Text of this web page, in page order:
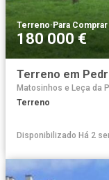
Terreno·Para Comprar
180 000 €
Terreno em
Matosinhos e Leça da
Terreno
Disponibilizado Há 2